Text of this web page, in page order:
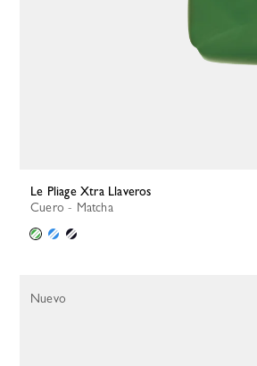
Le Pliage Xtra Llaveros
Cuero - Matcha
Nuevo